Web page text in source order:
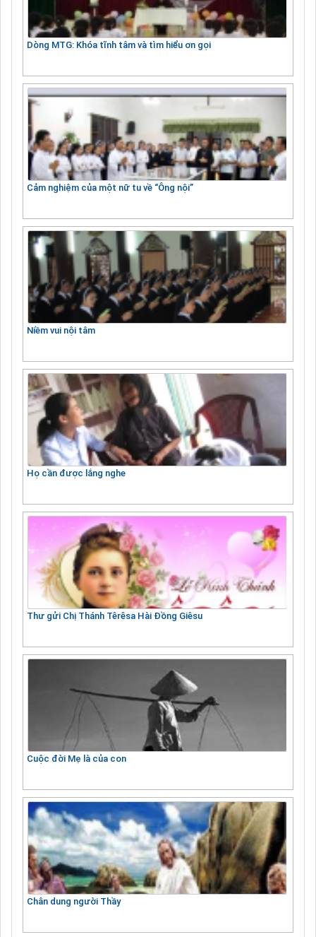
Dòng MTG: Khóa tĩnh tâm và tìm hiểu ơn gọi
Cảm nghiệm của một nữ tu về “Ông nội”
Niềm vui nội tâm
Họ cần được lắng nghe
Thư gửi Chị Thánh Têrêsa Hài Đồng Giêsu
Cuộc đời Mẹ là của con
Chân dung người Thầy